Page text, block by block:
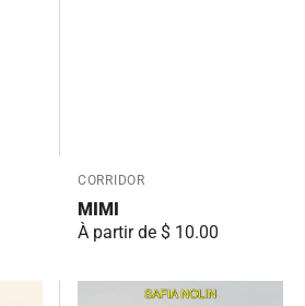
Fournisseur:
CORRIDOR
MIMI
Prix
habituel
À partir de $ 10.00